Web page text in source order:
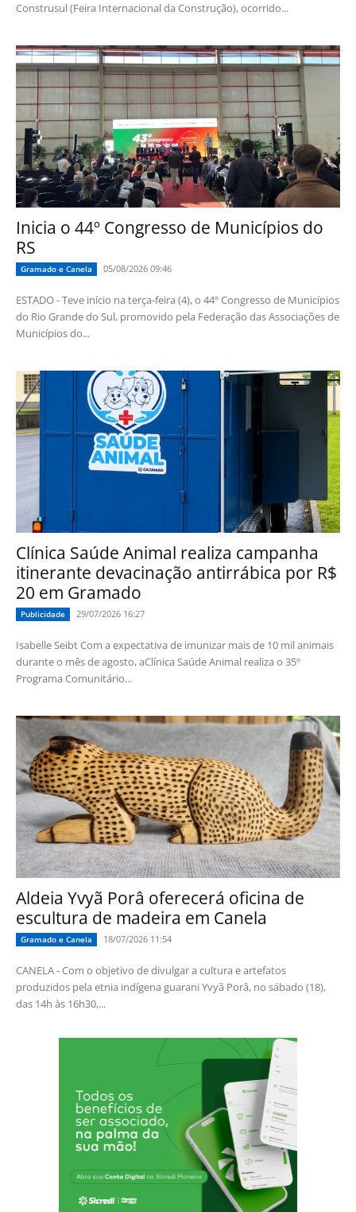
Construsul (Feira Internacional da Construção), ocorrido...
Inicia o 44º Congresso de Municípios do
RS
Gramado e Canela 05/08/2026 09:46
ESTADO - Teve início na terça-feira (4), o 44º Congresso de Municípios
do Rio Grande do Sul, promovido pela Federação das Associações de
Municípios do...
Clínica Saúde Animal realiza campanha
itinerante devacinação antirrábica por R$
20 em Gramado
Publicidade 29/07/2026 16:27
Isabelle Seibt Com a expectativa de imunizar mais de 10 mil animais
durante o mês de agosto, aClínica Saúde Animal realiza o 35º
Programa Comunitário...
Aldeia Yvyã Porâ oferecerá oficina de
escultura de madeira em Canela
Gramado e Canela 18/07/2026 11:54
CANELA - Com o objetivo de divulgar a cultura e artefatos
produzidos pela etnia indígena guarani Yvyã Porâ, no sábado (18),
das 14h às 16h30,...